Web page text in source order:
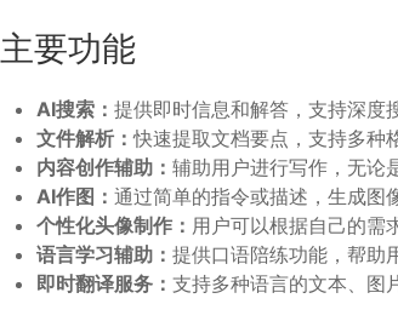
主要功能
AI搜索： 提供即时信息和解答，支持深度
文件解析：快速提取文档要点，支持多种
内容创作辅助： 辅助用户进行写作，无论
AI作图： 通过简单的指令或描述，生成图
个性化头像制作： 用户可以根据自己的需
语言学习辅助： 提供口语陪练功能，帮助
即时翻译服务： 支持多种语言的文本、图